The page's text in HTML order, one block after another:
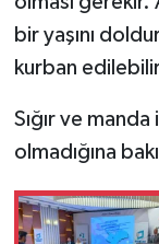
bir yaşını
kurban
Sığır ve
olmadığına